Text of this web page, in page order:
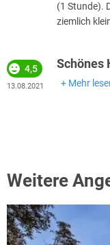
(1 Stunde).
ziemlich
Schönes
4,5
13.08.2021 Mehr
Weitere